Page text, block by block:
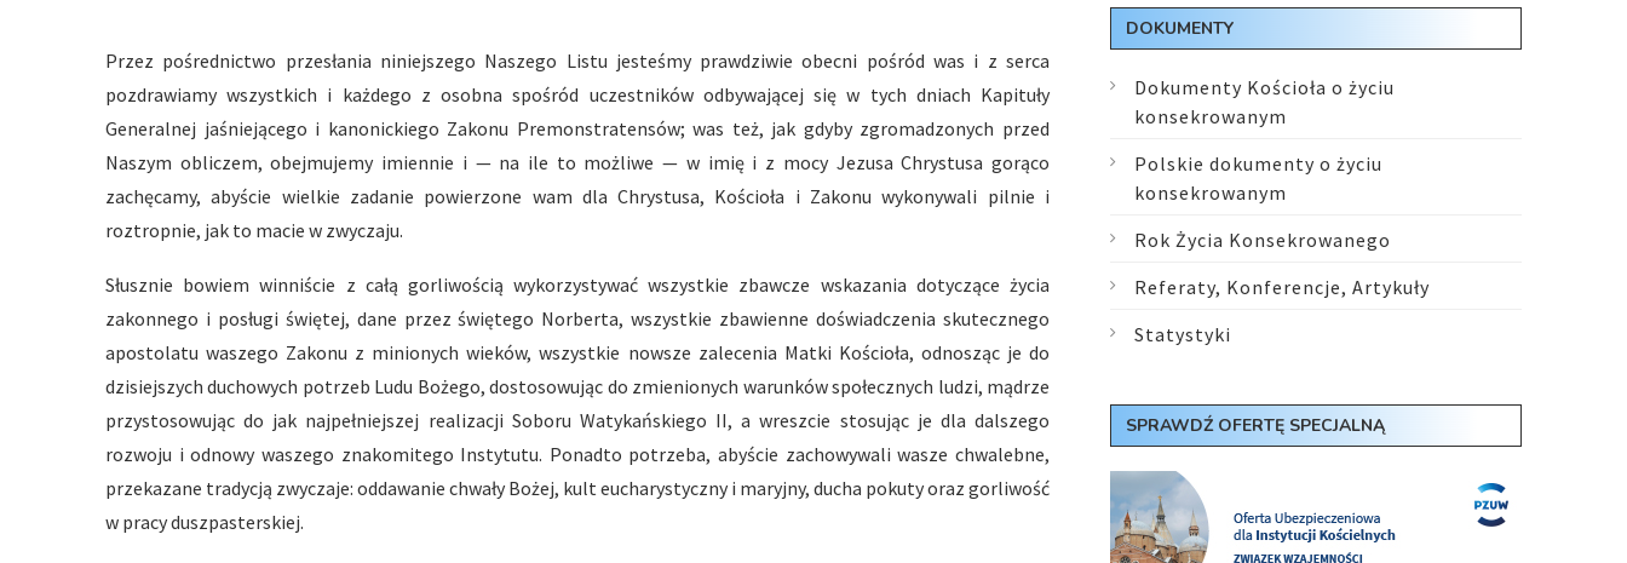
Przez pośrednictwo przesłania niniejszego Naszego Listu jesteśmy prawdziwie obecni pośród was i z serca
pozdrawiamy wszystkich i każdego z osobna spośród uczestników odbywającej się w tych dniach Kapituły
Generalnej jaśniejącego i kanonickiego Zakonu Premonstratensów; was też, jak gdyby zgromadzonych przed
Naszym obliczem, obejmujemy imiennie i — na ile to możliwe — w imię i z mocy Jezusa Chrystusa gorąco
zachęcamy, abyście wielkie zadanie powierzone wam dla Chrystusa, Kościoła i Zakonu wykonywali pilnie i
roztropnie, jak to macie w zwyczaju.
Słusznie bowiem winniście z całą gorliwością wykorzystywać wszystkie zbawcze wskazania dotyczące życia
zakonnego i posługi świętej, dane przez świętego Norberta, wszystkie zbawienne doświadczenia skutecznego
apostolatu waszego Zakonu z minionych wieków, wszystkie nowsze zalecenia Matki Kościoła, odnosząc je do
dzisiejszych duchowych potrzeb Ludu Bożego, dostosowując do zmienionych warunków społecznych ludzi, mądrze
przystosowując do jak najpełniejszej realizacji Soboru Watykańskiego II, a wreszcie stosując je dla dalszego
rozwoju i odnowy waszego znakomitego Instytutu. Ponadto potrzeba, abyście zachowywali wasze chwalebne,
przekazane tradycją zwyczaje: oddawanie chwały Bożej, kult eucharystyczny i maryjny, ducha pokuty oraz gorliwość
w pracy duszpasterskiej.
DOKUMENTY
Dokumenty Kościoła o życiu
konsekrowanym
Polskie dokumenty o życiu
konsekrowanym
Rok Życia Konsekrowanego
Referaty, Konferencje, Artykuły
Statystyki
SPRAWDŹ OFERTĘ SPECJALNĄ